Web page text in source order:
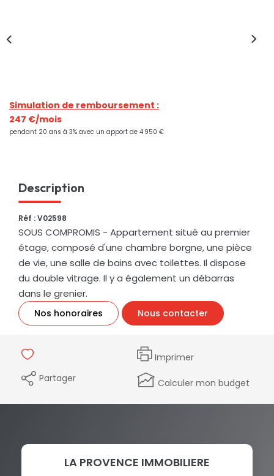
Simulation de remboursement :
247 €/mois
pendant 20 ans à 3% avec un apport de 4 950 €
Description
Réf : V02598
SOUS COMPROMIS - Appartement situé au premier
étage, composé d'une chambre borgne, une pièce
de vie, une salle de bains avec toilettes. Il dispose
du double vitrage. Il y a également un débarras
dans le grenier.
Nos honoraires Nous contacter
Imprimer
Partager
Calculer mon budget
LA PROVENCE IMMOBILIERE